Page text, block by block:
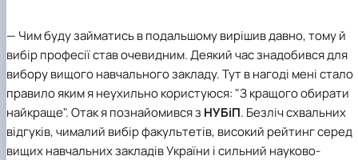
— Чим буду займатись в подальшому вирішив давно, тому й
вибір професії став очевидним. Деякий час знадобився для
вибору вищого навчального закладу. Тут в нагоді мені стало
правило яким я неухильно користуюся: "З кращого обирати
найкраще". Отак я познайомився з НУБіП. Безліч схвальних
відгуків, чималий вибір факультетів, високий рейтинг серед
вищих навчальних закладів України і сильний науково-